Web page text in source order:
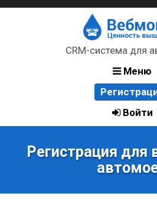
CRM-система для
Меню
Войти
Регистрация для